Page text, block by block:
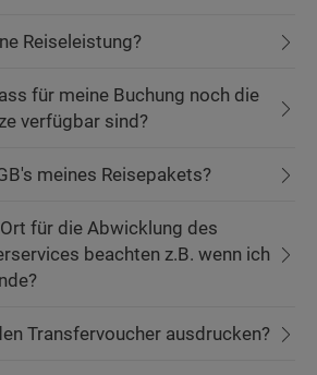
Reiseleistung?
für meine Buchung noch die
verfügbar sind?
meines Reisepakets?
für die Abwicklung des
beachten z.B. wenn ich
Transfervoucher ausdrucken?